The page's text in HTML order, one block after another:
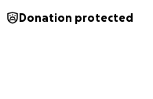
Donation protected